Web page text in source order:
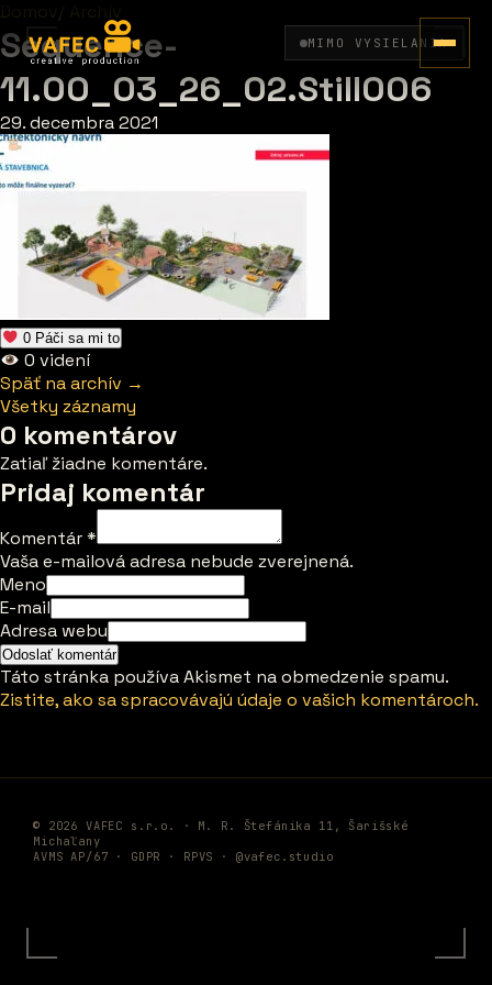
MIMO VYSIELANIA
Domov Archív
Sequence-
11.00_03_26_02.Still006
29. decembra 2021
0 Páči sa mi to
0 videní
Späť na archív →
Všetky záznamy
0 komentárov
Zatiaľ žiadne komentáre.
Pridaj komentár
Komentár*
Vaša e-mailová adresa nebude zverejnená.
Meno
E-mail
Adresa webu
Táto stránka používa Akismet na obmedzenie spamu.
Zistite, ako sa spracovávajú údaje o vašich komentároch.
© 2026 VAFEC s.r.o. · M. R. Štefánika 11, Šarišské
Michaľany
AVMS AP/67 · GDPR · RPVS · @vafec.studio